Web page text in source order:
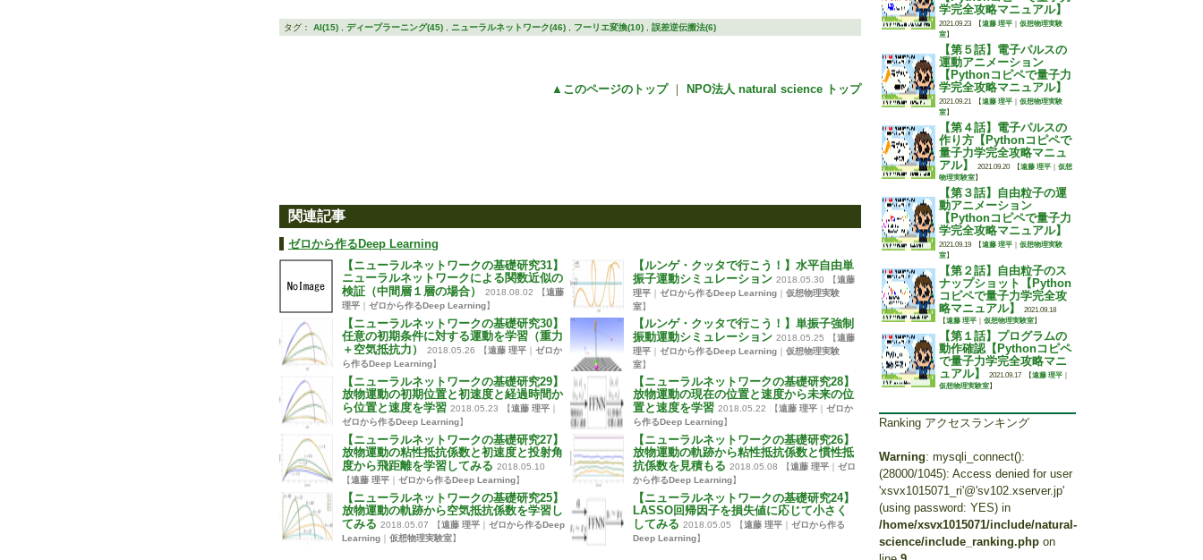
タグ： AI(15) ディープラーニング(45) ニューラルネットワーク(46) フーリエ変換(10) 誤差逆伝搬法(6)
▲このページのトップ｜ NPO法人 natural science トップ
関連記事
ゼロから作るDeep Learning
【ニューラルネットワークの基礎研究31】
ニューラルネットワークによる関数近似の
検証（中間層１層の場合）
2018.08.02 【遠藤
理平
ゼロから作るDeep Learning】
【ルンゲ・クッタで行こう！】水平自由単
振子運動シミュレーション 2018.05.30 【遠藤
理平
ゼロから作るDeep Learning
仮想物理実験
室】
【ニューラルネットワークの基礎研究30】
任意の初期条件に対する運動を学習（重力
＋空気抵抗力）
2018.05.26 【遠藤 理平
ゼロか
ら作るDeep Learning】
【ルンゲ・クッタで行こう！】単振子強制
振動運動シミュレーション 2018.05.25 【遠藤
理平
ゼロから作るDeep Learning
仮想物理実験
室】
【ニューラルネットワークの基礎研究29】
放物運動の初期位置と初速度と経過時間か
ら位置と速度を学習 2018.05.23 【遠藤 理平
ゼロから作るDeep Learning】
【ニューラルネットワークの基礎研究28】
放物運動の現在の位置と速度から未来の位
置と速度を学習 2018.05.22 【遠藤 理平
ゼロか
ら作るDeep Learning】
【ニューラルネットワークの基礎研究27】
放物運動の粘性抵抗係数と初速度と投射角
度から飛距離を学習してみる 2018.05.10
【遠藤 理平 ゼロから作るDeep Learning】
【ニューラルネットワークの基礎研究26】
放物運動の軌跡から粘性抵抗係数と慣性抵
抗係数を見積もる 2018.05.08 【遠藤 理平
ゼロ
から作るDeep Learning】
【ニューラルネットワークの基礎研究25】
放物運動の軌跡から空気抵抗係数を学習し
てみる 2018.05.07 【遠藤 理平
ゼロから作るDeep
Learning
仮想物理実験室】
【ニューラルネットワークの基礎研究24】
LASSO回帰因子を損失値に応じて小さく
してみる 2018.05.05 【遠藤 理平
ゼロから作る
Deep Learning】
学完全攻略マニュアル】
2021.09.23 【遠藤 理平
仮想物理実験
室】
【第５話】電子パルスの
運動アニメーション
【Pythonコピペで量子力
学完全攻略マニュアル】
2021.09.21 【遠藤 理平
仮想物理実験
室】
【第４話】電子パルスの
作り方【Pythonコピペで
量子力学完全攻略マニュ
アル】
2021.09.20 【遠藤 理平
仮想
物理実験室】
【第３話】自由粒子の運
動アニメーション
【Pythonコピペで量子力
学完全攻略マニュアル】
2021.09.19 【遠藤 理平
仮想物理実験
室】
【第２話】自由粒子のス
ナップショット【Python
コピペで量子力学完全攻
略マニュアル】
2021.09.18
【遠藤 理平 仮想物理実験室】
【第１話】プログラムの
動作確認【Pythonコピペ
で量子力学完全攻略マニ
ュアル】
2021.09.17 【遠藤 理平
仮想物理実験室】
Ranking アクセスランキング
Warning: mysqli_connect():
(28000/1045): Access denied for user
'xsvx1015071_ri'@'sv102.xserver.jp'
(using password: YES) in
/home/xsvx1015071/include/natural-
science/include_ranking.php on